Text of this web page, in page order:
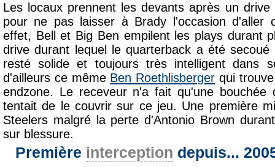
Les locaux prennent les devants après un
pour ne pas laisser à Brady l'occasion d'aller
effet, Bell et Big Ben empilent les plays durant
drive durant lequel le quarterback a été
resté solide et toujours très intelligent dans
d'ailleurs ce même Ben Roethlisberger qui
endzone. Le receveur n'a fait qu'une
tentait de le couvrir sur ce jeu. Une première
Steelers malgré la perte d'Antonio Brown
sur blessure.
Première interception depuis...